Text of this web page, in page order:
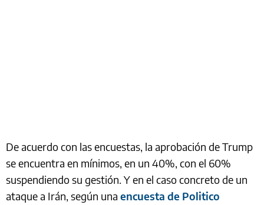
De acuerdo con las encuestas, la aprobación de Trump
se encuentra en mínimos, en un 40%, con el 60%
suspendiendo su gestión. Y en el caso concreto de un
ataque a Irán, según una encuesta de Politico